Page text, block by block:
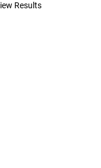
Dość
Results